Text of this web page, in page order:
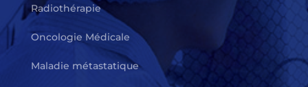
Radiothérapie
Oncologie Médicale
Maladie métastatique